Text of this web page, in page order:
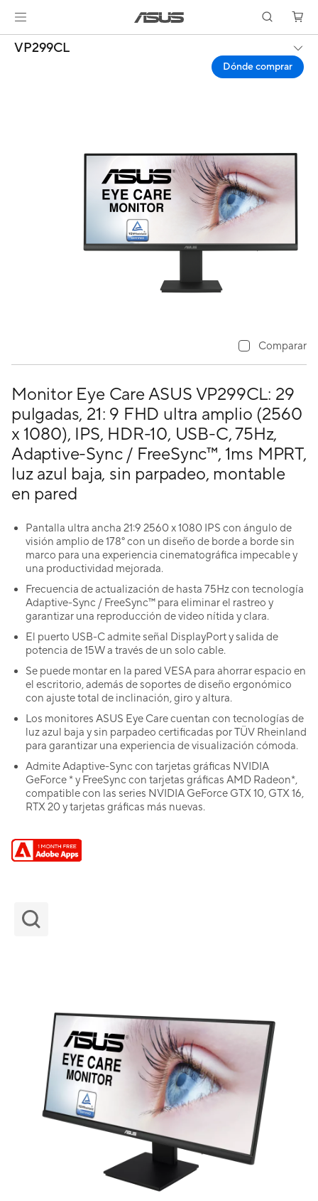
VP299CL
Dónde comprar
Monitor Eye Care ASUS VP299CL: 29
pulgadas, 21: 9 FHD ultra amplio (2560
x 1080), IPS, HDR-10, USB-C, 75Hz,
Adaptive-Sync / FreeSync™, 1ms MPRT,
luz azul baja, sin parpadeo, montable
en pared
Pantalla ultra ancha 21:9 2560 x 1080 IPS con ángulo de
visión amplio de 178° con un diseño de borde a borde sin
marco para una experiencia cinematográfica impecable y
una productividad mejorada.
Frecuencia de actualización de hasta 75Hz con tecnología
Adaptive-Sync / FreeSync™ para eliminar el rastreo y
garantizar una reproducción de video nítida y clara.
El puerto USB-C admite señal DisplayPort y salida de
potencia de 15W a través de un solo cable.
Se puede montar en la pared VESA para ahorrar espacio en
el escritorio, además de soportes de diseño ergonómico
con ajuste total de inclinación, giro y altura.
Los monitores ASUS Eye Care cuentan con tecnologías de
luz azul baja y sin parpadeo certificadas por TÜV Rheinland
para garantizar una experiencia de visualización cómoda.
Admite Adaptive-Sync con tarjetas gráficas NVIDIA
GeForce * y FreeSync con tarjetas gráficas AMD Radeon*,
compatible con las series NVIDIA GeForce GTX 10, GTX 16,
RTX 20 y tarjetas gráficas más nuevas.
Comparar